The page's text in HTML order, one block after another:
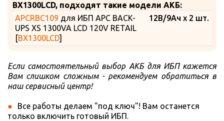
BX1300LCD, подходят такие модели АКБ:
12В/9Ач x 2 шт.
APCRBC109 для ИБП APC BACK-
UPS XS 1300VA LCD 120V RETAIL
[BX1300LCD]
Если самостоятельный выбор АКБ для ИБП кажется
Вам слишком сложным - рекомендуем обратиться в
наш сервисный центр!
Все работы делаем "под ключ"! Вам останется
только включить готовый ИБП.